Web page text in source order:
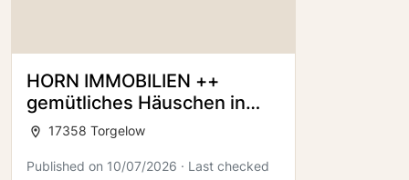
HORN IMMOBILIEN ++
gemütliches Häuschen in
Torgelow für eine kleine
17358 Torgelow
Published on 10/07/2026 · Last checked